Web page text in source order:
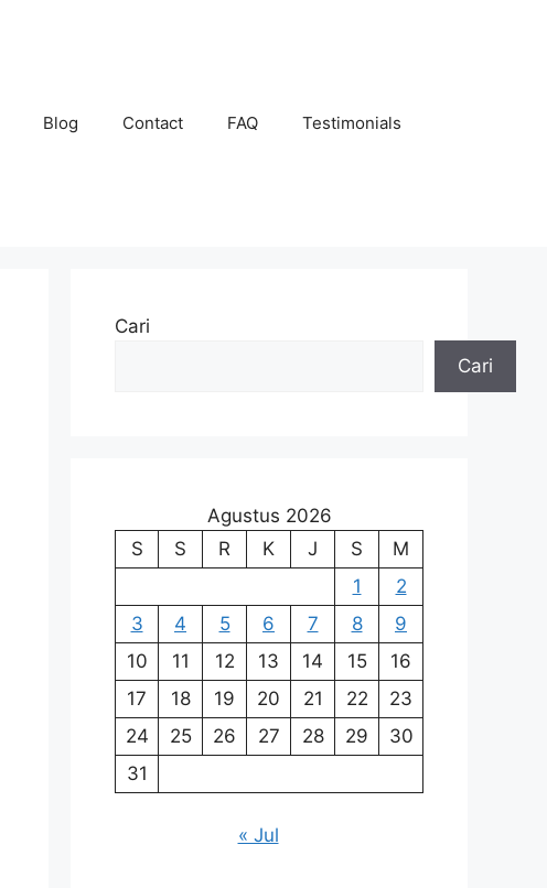
Blog Contact FAQ Testimonials
Cari
Cari
Agustus 2026
S
S R K J S
M
1
2
3
4 5 6 7 8
9
10
11 12 13 14 15
16
17
18 19 20 21 22
23
24
25 26 27 28 29
30
31
« Jul